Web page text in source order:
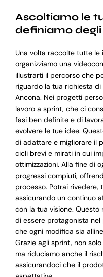
Ascoltiamo le
definiamo
Una volta raccolte tutte le
organizziamo una
illustrarti il percorso che
riguardo la tua richiesta
Ancona. Nei progetti
lavoro a sprint, che ci
fasi ben definite e di
evolvere le tue idee.
di adattare e migliorare il
cicli brevi e mirati in cui
ottimizzazioni. Alla fine di
progressi compiuti,
processo. Potrai
assicurando un continuo
con la tua visione.
di essere protagonista
che ogni modifica sia
Grazie agli sprint, non
ma riduciamo anche il
assicurandoci che il